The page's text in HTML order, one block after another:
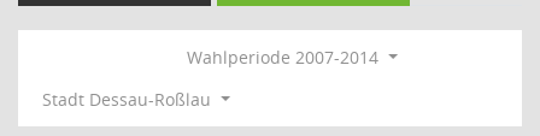
Wahlperiode 2007-2014
Stadt Dessau-Roßlau